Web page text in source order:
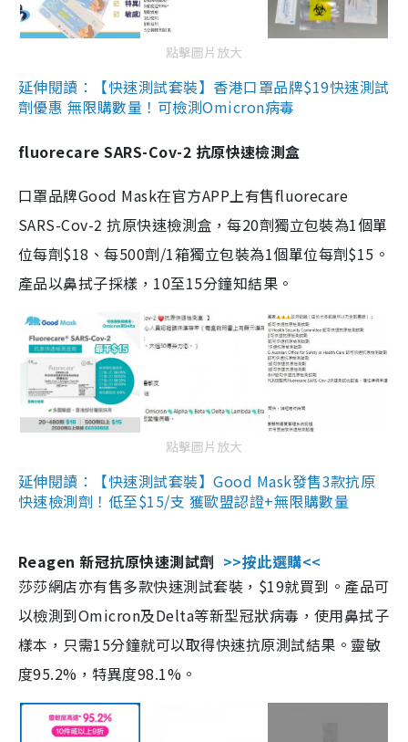
點擊圖片放大
延伸閱讀：【快速測試套裝】香港口罩品牌$19快速測試
劑優惠 無限購數量！可檢測Omicron病毒
fluorecare SARS-Cov-2 抗原快速檢測盒
口罩品牌Good Mask在官方APP上有售fluorecare
SARS-Cov-2 抗原快速檢測盒，每20劑獨立包裝為1個單
位每劑$18、每500劑/1箱獨立包裝為1個單位每劑$15。
產品以鼻拭子採樣，10至15分鐘知結果。
點擊圖片放大
延伸閱讀：【快速測試套裝】Good Mask發售3款抗原
快速檢測劑！低至$15/支 獲歐盟認證+無限購數量
Reagen 新冠抗原快速測試劑 >>按此選購<<
莎莎網店亦有售多款快速測試套裝，$19就買到。產品可
以檢測到Omicron及Delta等新型冠狀病毒，使用鼻拭子
樣本，只需15分鐘就可以取得快速抗原測試結果。靈敏
度95.2%，特異度98.1%。